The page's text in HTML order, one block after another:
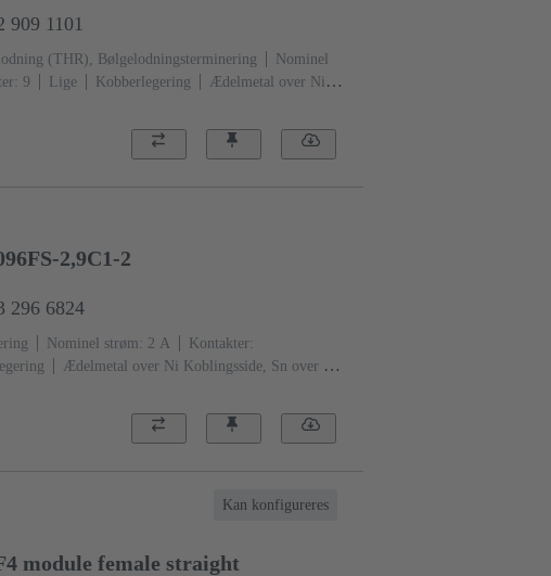
909 1101
(THR), Bølgelodningsterminering
Nominel
9 Lige Kobberlegering
Ædelmetal over Ni
2,9C1-2
296 6824
Nominel strøm: ‌2 A
Kontakter:
Ædelmetal over Ni Koblingsside, Sn over Ni
Fastgørelse af PCB: Med
Termoplastisk harpiks, glasfiberfyldt
RAL 7032
Kan konfigureres
module female straight